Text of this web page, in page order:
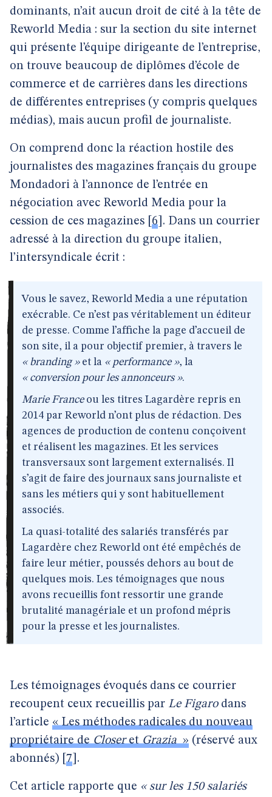
dominants, n’ait aucun droit de cité à la tête de
Reworld Media : sur la section du site internet
qui présente l’équipe dirigeante de l’entreprise,
on trouve beaucoup de diplômes d’école de
commerce et de carrières dans les directions
de différentes entreprises (y compris quelques
médias), mais aucun profil de journaliste.
On comprend donc la réaction hostile des
journalistes des magazines français du groupe
Mondadori à l’annonce de l’entrée en
négociation avec Reworld Media pour la
cession de ces magazines 6 . Dans un courrier
adressé à la direction du groupe italien,
l’intersyndicale écrit :
Vous le savez, Reworld Media a une réputation
exécrable. Ce n’est pas véritablement un éditeur
de presse. Comme l’affiche la page d’accueil de
son site, il a pour objectif premier, à travers le
« branding »et la « performance », la
« conversion pour les annonceurs ».
Marie Franceou les titres Lagardère repris en
2014 par Reworld n’ont plus de rédaction. Des
agences de production de contenu conçoivent
et réalisent les magazines. Et les services
transversaux sont largement externalisés. Il
s’agit de faire des journaux sans journaliste et
sans les métiers qui y sont habituellement
associés.
La quasi-totalité des salariés transférés par
Lagardère chez Reworld ont été empêchés de
faire leur métier, poussés dehors au bout de
quelques mois. Les témoignages que nous
avons recueillis font ressortir une grande
brutalité managériale et un profond mépris
pour la presse et les journalistes.
Les témoignages évoqués dans ce courrier
recoupent ceux recueillis par Le Figarodans
l’article « Les méthodes radicales du nouveau
propriétaire deCloseretGrazia» (réservé aux
abonnés) 7 .
Cet article rapporte que « sur les 150 salariés